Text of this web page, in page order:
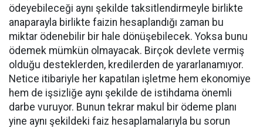
ödeyebileceği aynı şekilde taksitlendirmeyle birlikte
anaparayla birlikte faizin hesaplandığı zaman bu
miktar ödenebilir bir hale dönüşebilecek. Yoksa bunu
ödemek mümkün olmayacak. Birçok devlete vermiş
olduğu desteklerden, kredilerden de yararlanamıyor.
Netice itibariyle her kapatılan işletme hem ekonomiye
hem de işsizliğe aynı şekilde de istihdama önemli
darbe vuruyor. Bunun tekrar makul bir ödeme planı
yine aynı şekildeki faiz hesaplamalarıyla bu sorun